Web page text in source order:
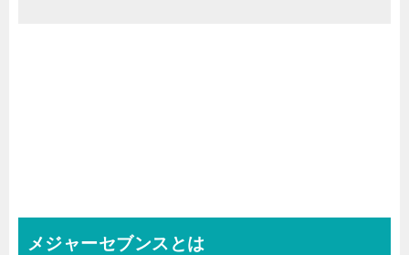
メジャーセブンスとは